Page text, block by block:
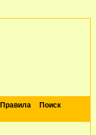
Правила
Поиск